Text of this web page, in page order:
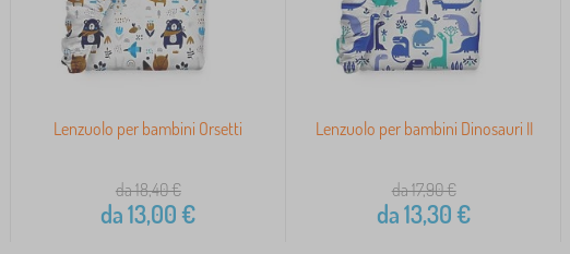
Lenzuolo per bambini Orsetti
da 18,40€
da13,00€
Lenzuolo per bambini Dinosauri II
da 17,90€
da13,30€